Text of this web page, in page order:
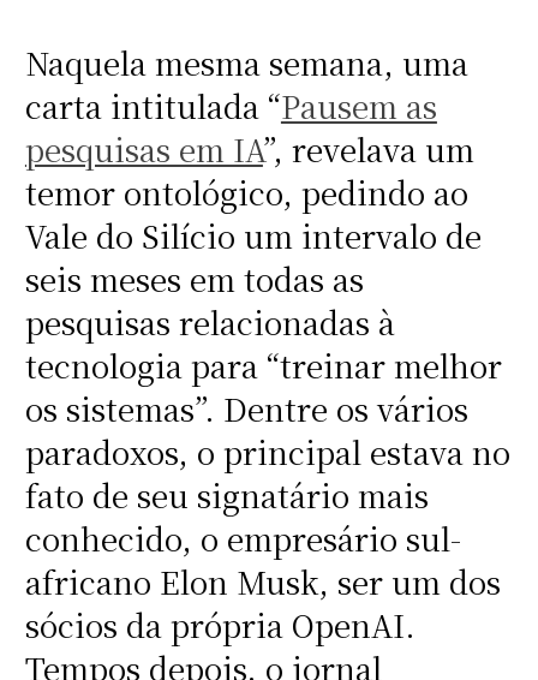
Naquela mesma semana, uma
carta intitulada “Pausem as
pesquisas em IA”, revelava um
temor ontológico, pedindo ao
Vale do Silício um intervalo de
seis meses em todas as
pesquisas relacionadas à
tecnologia para “treinar melhor
os sistemas”. Dentre os vários
paradoxos, o principal estava no
fato de seu signatário mais
conhecido, o empresário sul-
africano Elon Musk, ser um dos
sócios da própria OpenAI.
Tempos depois, o jornal